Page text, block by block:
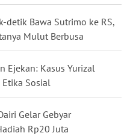
detik Bawa Sutrimo ke RS,
Mulut Berbusa
Ejekan: Kasus Yurizal
Sosial
Gelar Gebyar
Rp20 Juta